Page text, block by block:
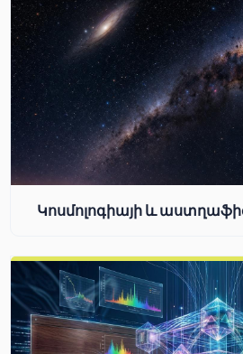
Կոսմոլոգիայի և